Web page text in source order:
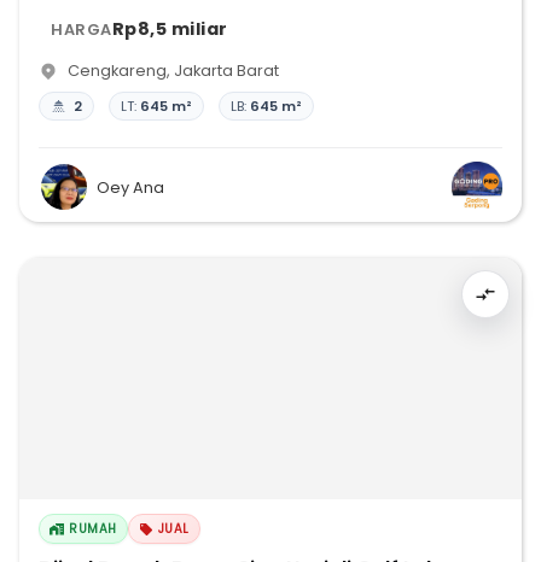
HARGARp8,5 miliar
Cengkareng, Jakarta Barat
2 LT: 645 m² LB: 645 m²
Oey Ana
RUMAH JUAL